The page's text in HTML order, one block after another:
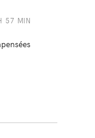
57 MIN